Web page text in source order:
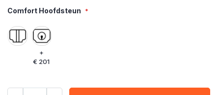
Comfort Hoofdsteun
+
€ 201